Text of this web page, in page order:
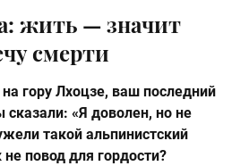
жить — значит
смерти
гору Лхоцзе, ваш последний
«Я доволен, но не
такой альпинистский
повод для гордости?